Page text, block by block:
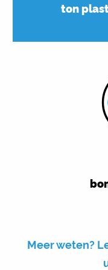
ton
Meer weten?